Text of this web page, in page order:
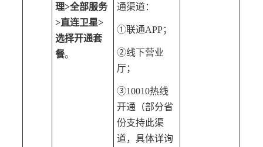
理>全部服务
>直连卫星>
选择开通套
餐。
通渠道：
①联通APP；
②线下营业
厅；
③10010热线
开通（部分省
份支持此渠
道，具体详询